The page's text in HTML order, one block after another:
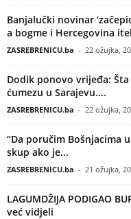
Banjalučki novinar
a bogme i Hercegovina
ZASREBRENICU.ba - 22 ožujka,
Dodik ponovo vrijeđa:
ćumezu u Sarajevu....
ZASREBRENICU.ba - 22 ožujka,
“Da poručim Bošnjacima
skup ako je...
ZASREBRENICU.ba - 21 ožujka,
LAGUMDŽIJA PODIGAO
već vidjeli